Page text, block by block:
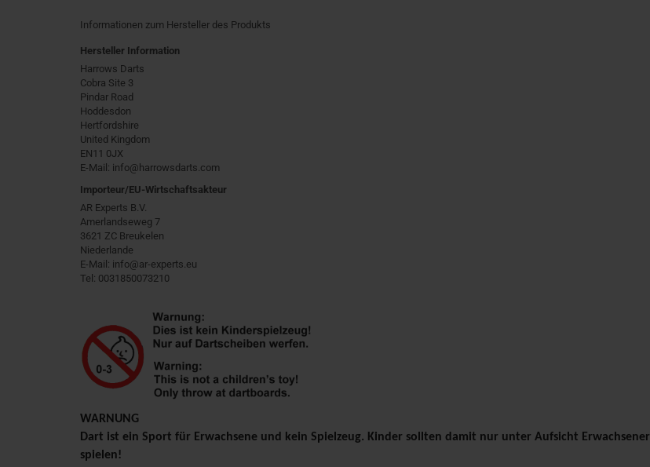
Informationen zum Hersteller des Produkts
Hersteller Information
Harrows Darts
Cobra Site 3
Pindar Road
Hoddesdon
Hertfordshire
United Kingdom
EN11 0JX
E-Mail: info@harrowsdarts.com
Importeur/EU-Wirtschaftsakteur
AR Experts B.V.
Amerlandseweg 7
3621 ZC Breukelen
Niederlande
E-Mail: info@ar-experts.eu
Tel: 0031850073210
WARNUNG
Dart ist ein Sport für Erwachsene und kein Spielzeug. Kinder sollten damit nur unter Aufsicht Erwachsener
spielen!